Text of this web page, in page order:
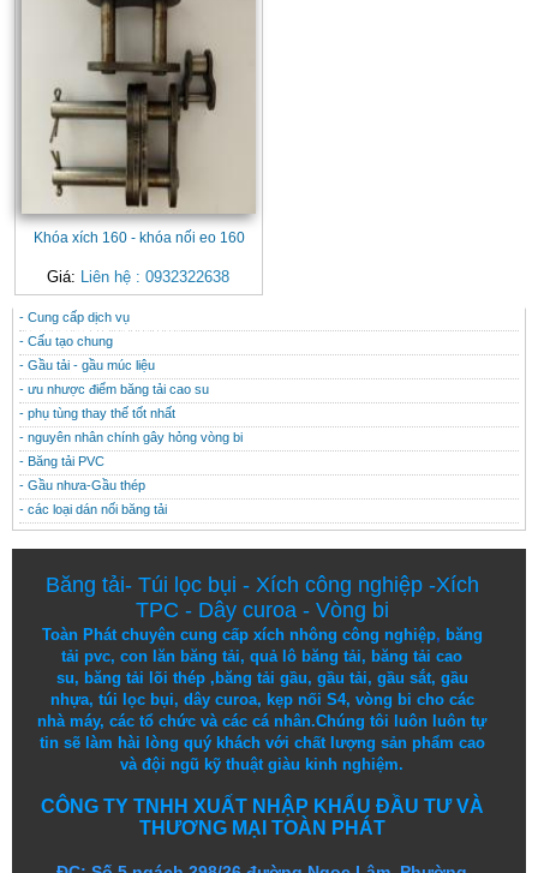
Khóa xích 160 - khóa nối eo 160
Giá: Liên hệ : 0932322638
CONTACT
THÔNG TIN HỮU ÍCH
- Cung cấp dịch vụ
- Cấu tạo chung
- Gầu tải - gầu múc liệu
- ưu nhược điểm băng tải cao su
- phụ tùng thay thế tốt nhất
- nguyên nhân chính gây hỏng vòng bi
- Băng tải PVC
- Gầu nhưa-Gầu thép
- các loại dán nối băng tải
Băng tải- Túi lọc bụi - Xích công nghiệp-Xích
TPC - Dây curoa - Vòng bi
Toàn Phát chuyên cung cấp xích nhông công nghiệp, băng
tải pvc,con lăn băng tải,quả lô băng tải, băng tải cao
su, băng tải lõi thép,băng tải gầu, gầu tải, gầu sắt, gầu
nhựa, túi lọc bụi, dây curoa, kẹp nối S4, vòng bi cho các
nhà máy, các tổ chức và các cá nhân.Chúng tôi luôn luôn tự
tin sẽ làm hài lòng quý khách với chất lượng sảnphẩm cao
và đội ngũ kỹ thuật giàu kinh nghiệm.
CÔNG TY TNHH XUẤT NHẬP KHẨU ĐẦU TƯ VÀ
THƯƠNG MẠI TOÀN PHÁT